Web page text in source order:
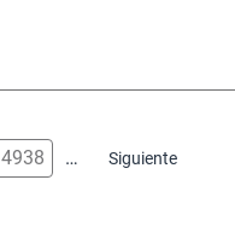
4938 … Siguiente
Siguiente página